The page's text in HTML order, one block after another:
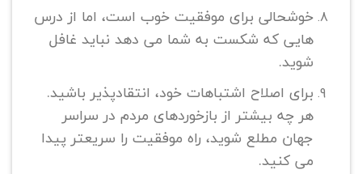
خوشحالی برای موفقیت خوب است، اما از درس
هایی که شکست به شما می دهد نباید غافل
شوید.
برای اصلاح اشتباهات خود، انتقادپذیر باشید.
هر چه بیشتر از بازخوردهای مردم در سراسر
جهان مطلع شوید، راه موفقیت را سریعتر پیدا
می کنید.